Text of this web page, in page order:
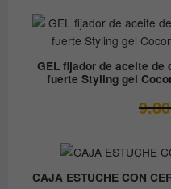
GEL fijador de aceite de
fuerte Styling gel
9.80
CAJA ESTUCHE CON